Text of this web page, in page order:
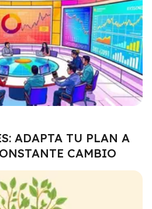
ADAPTA TU PLAN A
CAMBIO